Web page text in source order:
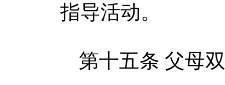
指导活动。
第十五条 父母